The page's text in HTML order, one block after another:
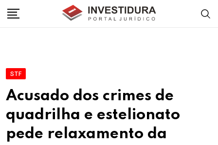
STF
Acusado dos crimes de
quadrilha e estelionato
pede relaxamento da